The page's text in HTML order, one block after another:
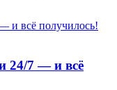
24/7 — и всё